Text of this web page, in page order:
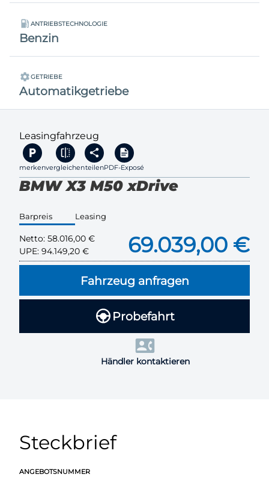
ANTRIEBSTECHNOLOGIE
Benzin
GETRIEBE
Automatikgetriebe
Leasingfahrzeug
merkenvergleichenteilenPDF-Exposé
BMW X3 M50 xDrive
Barpreis Leasing
Netto: 58.016,00 €
UPE: 94.149,20 € 69.039,00 €
Fahrzeug anfragen
Probefahrt
Händler kontaktieren
Steckbrief
ANGEBOTSNUMMER